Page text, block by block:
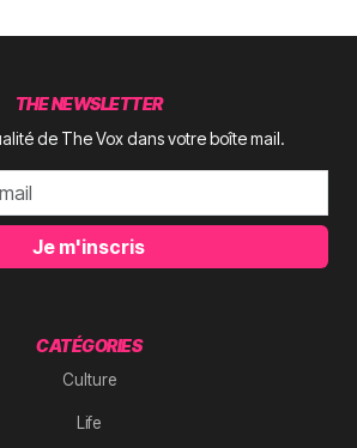
THE NEWSLETTER
de The Vox dans votre boîte mail.
Je m'inscris
CATÉGORIES
Culture
Life